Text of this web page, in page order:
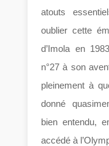
atouts
oublier cette
d’Imola en
n°27 à son
pleinement à
donné
bien entendu,
accédé à